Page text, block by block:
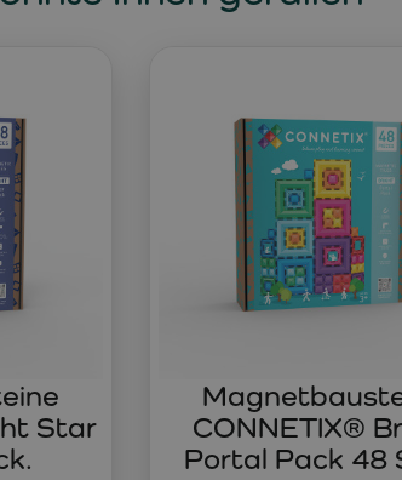
Star
CONNETIX®
Portal Pack 48